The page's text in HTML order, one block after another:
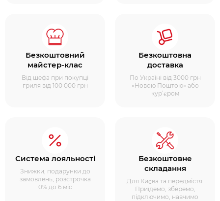
Безкоштовний
майстер-клас
Від шефа при покупці
гриля від 100 000 грн
Безкоштовна
доставка
По Україні від 3000 грн
«Новою Поштою» або
кур’єром
Система лояльності
Знижки, подарунки до
замовлень, розстрочка
0% до 6 міс
Безкоштовне
складання
Для Києва та передмістя.
Приїдемо, зберемо,
підключимо, навчимо